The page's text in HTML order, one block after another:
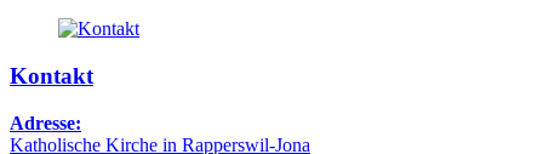
Kontakt
Adresse:
Katholische Kirche in Rapperswil-Jona